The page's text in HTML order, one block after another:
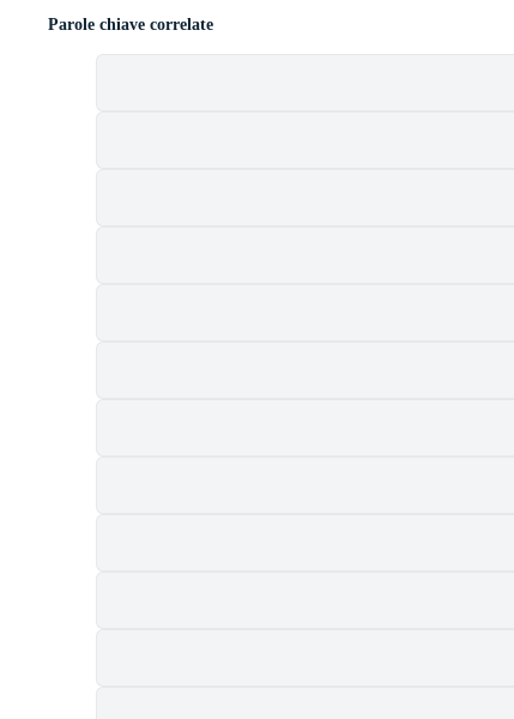
Parole chiave correlate